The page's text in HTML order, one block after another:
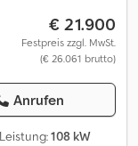
€ 21.900
Festpreis zzgl. MwSt.
(€ 26.061 brutto)
Anrufen
108 kW